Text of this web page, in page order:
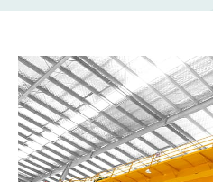
Беларуская мова
Kiswahili
Dansk
Norsk
O‘zbekcha